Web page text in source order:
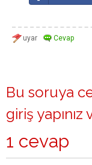
Bu soruya
giriş yapınız
1 cevap